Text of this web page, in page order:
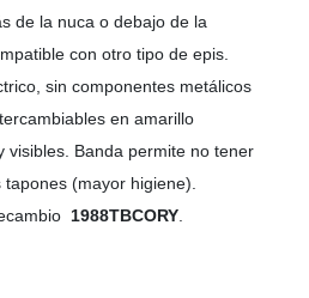
de la nuca o debajo de la
con otro tipo de epis.
sin componentes metálicos
en amarillo
visibles. Banda permite no tener
(mayor higiene).
1988TBCORY